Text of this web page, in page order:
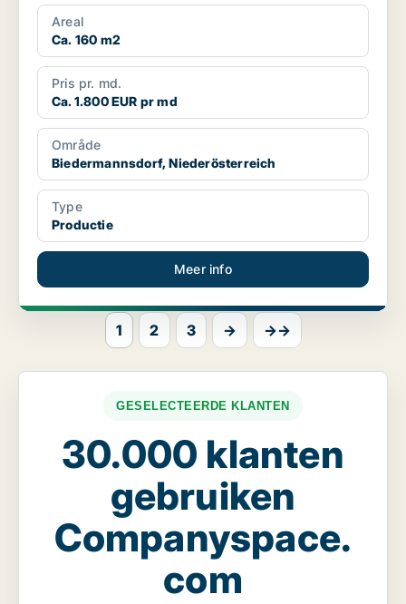
Areal
Ca. 160 m2
Pris pr. md.
Ca. 1.800 EUR pr md
Område
Biedermannsdorf, Niederösterreich
Type
Productie
Meer info
1 2 3 → →→
GESELECTEERDE KLANTEN
30.000 klanten
gebruiken
Companyspace.
com